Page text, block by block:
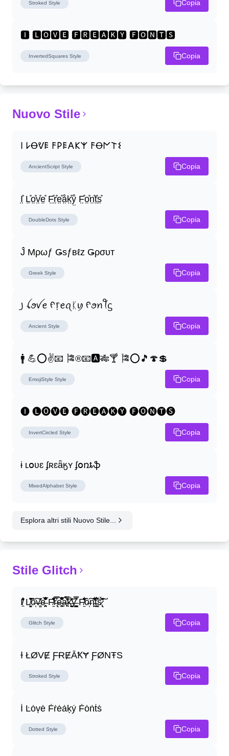
Stroked Style Copia
🅸 🅻🅾🆅🅴 🅵🆁🅴🅰🅺🆈 🅵🅾🅽🆃🆂
InvertedSquares Style Copia
Nuovo Stile
𐌉 𐌋Ꝋᕓ𐌄 𐌅𐌓𐌄𐌀𐌊𐌙 𐌅Ꝋ𐌍𐌕𐌔
AncientScript Style Copia
I̤̊ L̤̊o̤̊v̤̊e̤̊ F̤̊r̤̊e̤̊å̤k̤̊ẙ̤ F̤̊o̤̊n̤̊t̤̊s̤̊
DoubleDots Style Copia
Ĵ Μρωƒ Ǥѕƒвℓz Ǥρσυт
Greek Style Copia
꠸ ꪶꪮꪜꫀ ᠻ᥅ꫀꪖᛕꪗ ᠻꪮꪀꪻᦓ
Ancient Style Copia
🚹 💪⭕✌📧 🎏®📧🅰🎋🍸 🎏⭕🎵🍄💲
EmojiStyle Style Copia
🅘 🅛🅞🅥🅔 🅕🅡🅔🅐🅚🅨 🅕🅞🅝🅣🅢
InvertCircled Style Copia
ɨ ʟօʋɛ ʄʀɛǟӄʏ ʄօռȶֆ
MixedAlphabet Style Copia
Esplora altri stili Nuovo Stile...
Stile Glitch
I̸̭̍̄̂̐̒̾̔ L̸̘̳̞̋̓̏̍͐͝ô̶̩͠v̴̳̔̈͛e̶̤̹̼̥͋͆̂̅͊̽͂ F̸̱̈̌͋̍̒̽r̶̢̅͒̿͒e̶̤̹̼̥͋͆̂̅͊̽͂a̶̛̜̥̜̣̔̓̉̿̌̃̀̅k̴͈͕̮͉̫̮̣̃̽̈́̔̎y̶̬͓͍͇̰͚͑̿̓͌ F̸̱̈̌͋̍̒̽ô̶̩͠n̵̫͖͛͗̓̏̌͋̏̔̋t̴̘̪̦͌́̍͝s̷̢̛̀̃̆́̽͘͠
Glitch Style Copia
Ɨ ŁØVɆ ƑɌɆȂꝀɎ ƑØNŦS
Stroked Style Copia
İ Ŀȯṿė Ḟṙėȧḳẏ Ḟȯṅṫṡ
Dotted Style Copia